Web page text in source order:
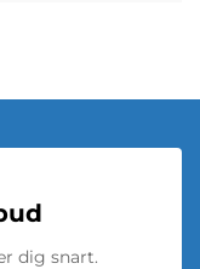
dig snart.